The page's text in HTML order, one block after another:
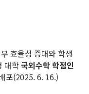
효율성 증대와 학생
대학국외수학 학점인
포(2025. 6. 16.)